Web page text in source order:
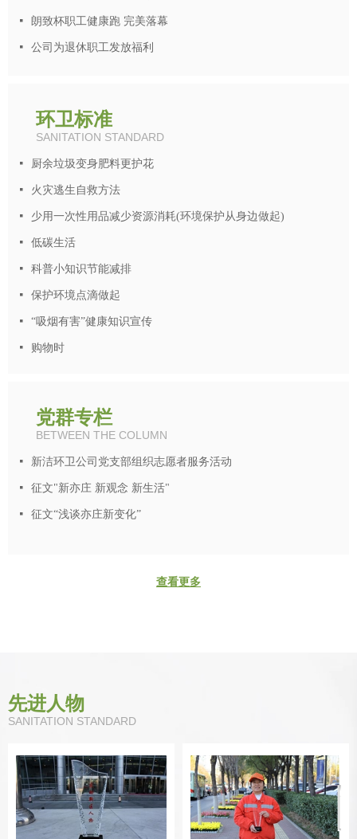
넷 朗致杯职工健康跑 完美落幕
넷 公司为退休职工发放福利
넷 厨余垃圾变身肥料更护花
넷 火灾逃生自救方法
넷 少用一次性用品减少资源消耗(环境保护从身边做起)
넷 低碳生活
넷 科普小知识节能减排
넷 保护环境点滴做起
넷 “吸烟有害”健康知识宣传
넷 购物时
环卫标准
SANITATION STANDARD
넷 新洁环卫公司党支部组织志愿者服务活动
넷 征文"新亦庄 新观念 新生活"
넷 征文“浅谈亦庄新变化”
党群专栏
BETWEEN THE COLUMN
查看更多
先进人物
SANITATION STANDARD